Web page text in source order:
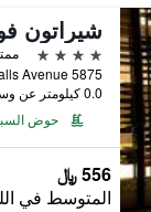
شيراتون
4 نجوم
5875 Falls Avenue, نيغارا فولز, ON, كندا
0.0 كيلومتر عن وسط المدينة
حوض
556 ﷼
المتوسط في